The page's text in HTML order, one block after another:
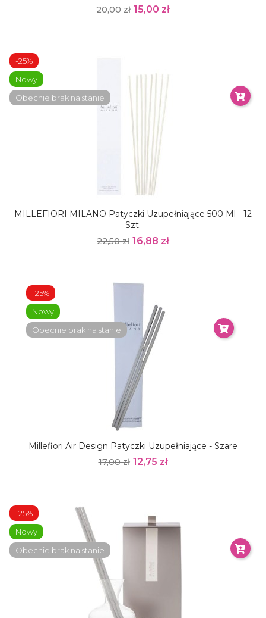
20,00 zł 15,00 zł
MILLEFIORI MILANO Patyczki Uzupełniające 500 Ml - 12
Szt.
22,50 zł 16,88 zł
-25%
Nowy
Obecnie brak na stanie
Millefiori Air Design Patyczki Uzupełniające - Szare
17,00 zł 12,75 zł
-25%
Nowy
Obecnie brak na stanie
-25%
Nowy
Obecnie brak na stanie